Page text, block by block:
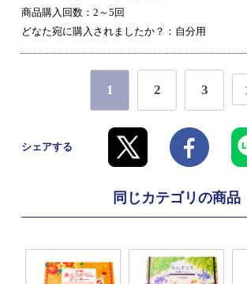
商品購入回数：2～5回
どなた宛に購入されましたか？：自分用
1 2 3
シェアする
同じカテゴリの商品